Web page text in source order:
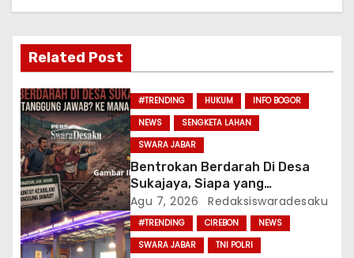
s
i
p
o
s
Related Post
#TRENDING HUKUM
INFO BOGOR
NEWS
SENGKETA LAHAN
SWARA JABAR
Bentrokan Berdarah Di Desa
Sukajaya, Siapa yang
Bertanggung Jawab? Ke Mana
APH?
Agu 7, 2026 Redaksiswaradesaku
#TRENDING CIREBON
NEWS
SWARA JABAR
TNI POLRI